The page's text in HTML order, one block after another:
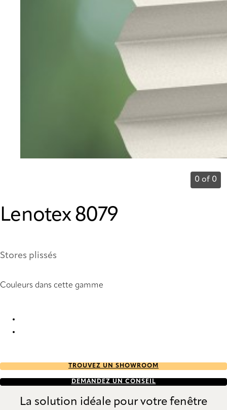
0 of 0
Lenotex 8079
Stores plissés
Couleurs dans cette gamme
TROUVEZ UN SHOWROOM
DEMANDEZ UN CONSEIL
La solution idéale pour votre fenêtre